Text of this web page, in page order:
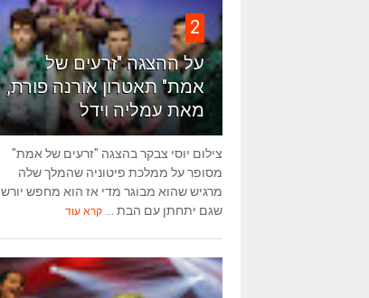
2
על ההצגה "זרעים של
אמת" תאטרון אורנה פורת,
מאת עמליה וידל
צילום יוסי צבקר בהצגה "זרעים של אמת"
מסופר על ממלכת פיטוניה שהמלך שלה
מרגיש שהוא מבוגר מדי אז הוא מחפש יורש
שגם יתחתן עם הבת ... קרא עוד